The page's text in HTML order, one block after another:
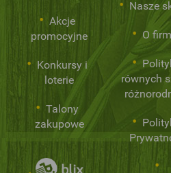
Akcje
promocyjne
Konkursy i
loterie
Talony
zakupowe
Nasze
O
równych